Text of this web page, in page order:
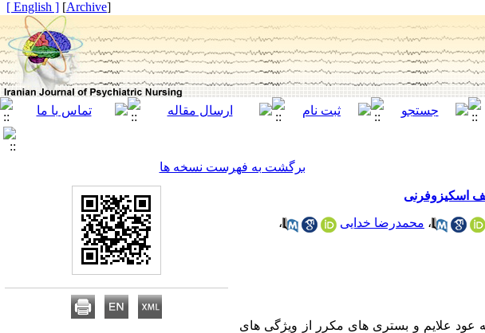
[
Archive
]
[ English ]
برگشت به فهرست نسخه ها
اسکیزوفرنی
، محمدرضا خدایی
،
عود علایم و بستری های مکرر از ویژگی های